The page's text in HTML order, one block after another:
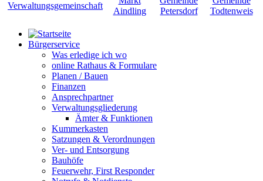
Bürgerservice
Was erledige ich wo
online Rathaus & Formulare
Planen / Bauen
Finanzen
Ansprechpartner
Verwaltungsgliederung
Ämter & Funktionen
Kummerkasten
Satzungen & Verordnungen
Ver- und Entsorgung
Bauhöfe
Feuerwehr, First Responder